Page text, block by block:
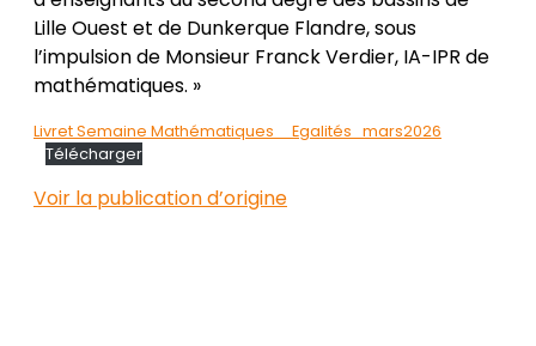
Lille Ouest et de Dunkerque Flandre, sous
l’impulsion de Monsieur Franck Verdier, IA-IPR de
mathématiques. »
Livret Semaine Mathématiques _ Egalités_mars2026
Télécharger
Voir la publication d’origine